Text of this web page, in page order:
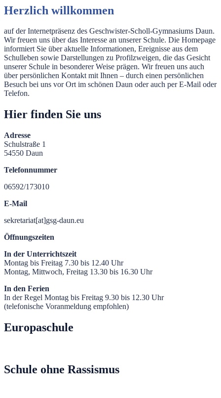
Herzlich willkommen
auf der Internetpräsenz des Geschwister-Scholl-Gymnasiums Daun.
Wir freuen uns über das Interesse an unserer Schule. Die Homepage
informiert Sie über aktuelle Informationen, Ereignisse aus dem
Schulleben sowie Darstellungen zu Profilzweigen, die das Gesicht
unserer Schule in besonderer Weise prägen. Wir freuen uns auch
über persönlichen Kontakt mit Ihnen – durch einen persönlichen
Besuch bei uns vor Ort im schönen Daun oder auch per E-Mail oder
Telefon.
Hier finden Sie uns
Adresse
Schulstraße 1
54550 Daun
Telefonnummer
06592/173010
E-Mail
sekretariat[at]gsg-daun.eu
Öffnungszeiten
In der Unterrichtszeit
Montag bis Freitag 7.30 bis 12.40 Uhr
Montag, Mittwoch, Freitag 13.30 bis 16.30 Uhr
In den Ferien
In der Regel Montag bis Freitag 9.30 bis 12.30 Uhr
(telefonische Voranmeldung empfohlen)
Europaschule
Schule ohne Rassismus